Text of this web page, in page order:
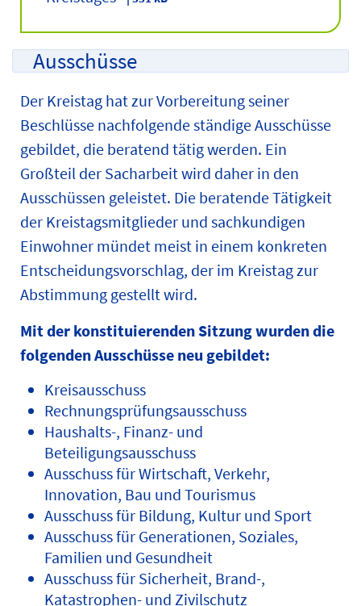
Ausschüsse
Der Kreistag hat zur Vorbereitung seiner
Beschlüsse nachfolgende ständige Ausschüsse
gebildet, die beratend tätig werden. Ein
Großteil der Sacharbeit wird daher in den
Ausschüssen geleistet. Die beratende Tätigkeit
der Kreistagsmitglieder und sachkundigen
Einwohner mündet meist in einem konkreten
Entscheidungsvorschlag, der im Kreistag zur
Abstimmung gestellt wird.
Mit der konstituierenden Sitzung wurden die
folgenden Ausschüsse neu gebildet:
Kreisausschuss
Rechnungsprüfungsausschuss
Haushalts-, Finanz- und
Beteiligungsausschuss
Ausschuss für Wirtschaft, Verkehr,
Innovation, Bau und Tourismus
Ausschuss für Bildung, Kultur und Sport
Ausschuss für Generationen, Soziales,
Familien und Gesundheit
Ausschuss für Sicherheit, Brand-,
Katastrophen- und Zivilschutz